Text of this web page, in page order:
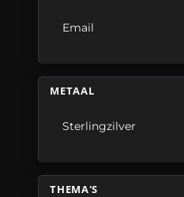
Email
METAAL
Sterlingzilver
THEMA'S